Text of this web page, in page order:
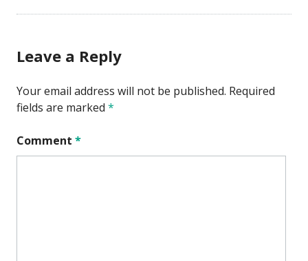
Leave a Reply
Your email address will not be published. Required
fields are marked *
Comment *